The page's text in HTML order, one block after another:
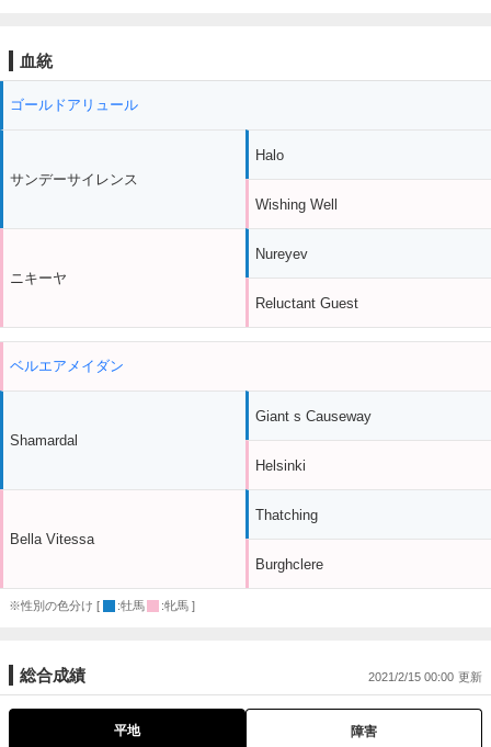
血統
ゴールドアリュール
サンデーサイレンス
ニキーヤ
Halo
Wishing Well
Nureyev
Reluctant Guest
ベルエアメイダン
Shamardal
Bella Vitessa
Giant s Causeway
Helsinki
Thatching
Burghclere
※性別の色分け [ :牡馬 :牝馬 ]
総合成績 2021/2/15 00:00
平地 障害